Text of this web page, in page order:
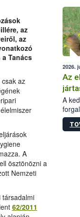
az
az
Tanács
az
A
ösztönözni a
Nemzeti
62/2011
2026.
Az
A